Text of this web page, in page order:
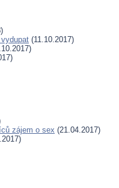
(11.10.2017)
zájem o sex (21.04.2017)